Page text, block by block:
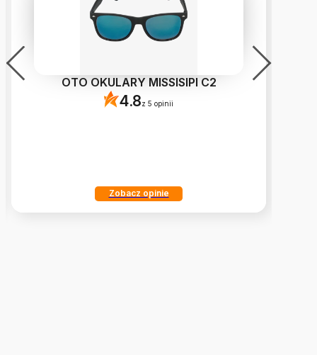
OTO OKULARY MISSISIPI C2
4.8z 5 opinii
Zobacz opinie